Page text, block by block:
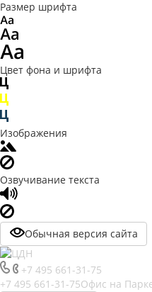
Размер шрифта
Цвет фона и шрифта
Изображения
Озвучивание текста
Обычная версия сайта
+7 495 661-31-75
+7 495 661-31-75Офис на